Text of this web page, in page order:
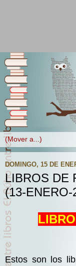
DOMINGO, 15 DE
LIBROS DE
(13-ENERO-
Estos son los